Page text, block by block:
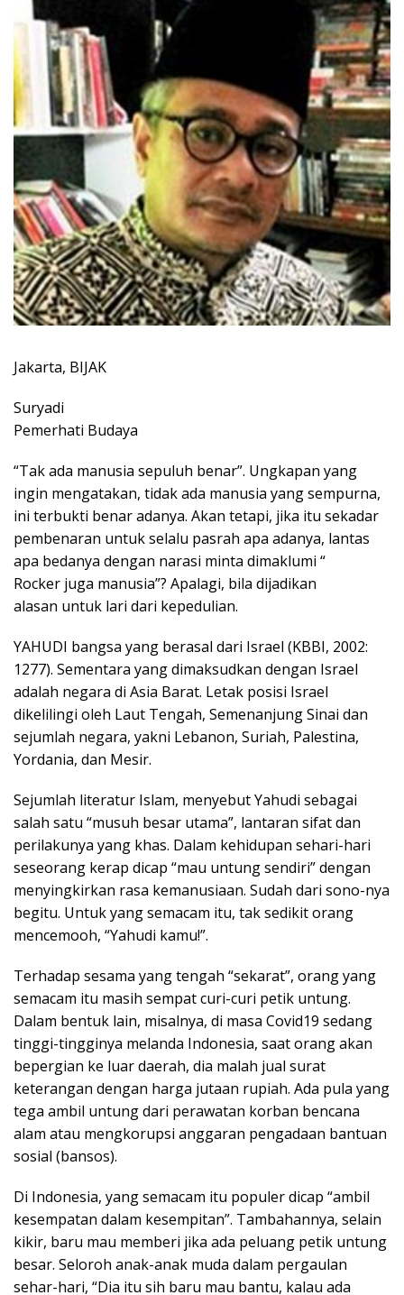
Jakarta, BIJAK
Suryadi
Pemerhati Budaya
“Tak ada manusia sepuluh benar”. Ungkapan yang
ingin mengatakan, tidak ada manusia yang sempurna,
ini terbukti benar adanya. Akan tetapi, jika itu sekadar
pembenaran untuk selalu pasrah apa adanya, lantas
apa bedanya dengan narasi minta dimaklumi “
Rocker juga manusia”? Apalagi, bila dijadikan
alasan untuk lari dari kepedulian.
YAHUDI bangsa yang berasal dari Israel (KBBI, 2002:
1277). Sementara yang dimaksudkan dengan Israel
adalah negara di Asia Barat. Letak posisi Israel
dikelilingi oleh Laut Tengah, Semenanjung Sinai dan
sejumlah negara, yakni Lebanon, Suriah, Palestina,
Yordania, dan Mesir.
Sejumlah literatur Islam, menyebut Yahudi sebagai
salah satu “musuh besar utama”, lantaran sifat dan
perilakunya yang khas. Dalam kehidupan sehari-hari
seseorang kerap dicap “mau untung sendiri” dengan
menyingkirkan rasa kemanusiaan. Sudah dari sono-nya
begitu. Untuk yang semacam itu, tak sedikit orang
mencemooh, “Yahudi kamu!”.
Terhadap sesama yang tengah “sekarat”, orang yang
semacam itu masih sempat curi-curi petik untung.
Dalam bentuk lain, misalnya, di masa Covid19 sedang
tinggi-tingginya melanda Indonesia, saat orang akan
bepergian ke luar daerah, dia malah jual surat
keterangan dengan harga jutaan rupiah. Ada pula yang
tega ambil untung dari perawatan korban bencana
alam atau mengkorupsi anggaran pengadaan bantuan
sosial (bansos).
Di Indonesia, yang semacam itu populer dicap “ambil
kesempatan dalam kesempitan”. Tambahannya, selain
kikir, baru mau memberi jika ada peluang petik untung
besar. Seloroh anak-anak muda dalam pergaulan
sehar-hari, “Dia itu sih baru mau bantu, kalau ada